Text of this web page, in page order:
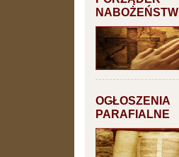
NABOŻEŃSTW
OGŁOSZENIA
PARAFIALNE